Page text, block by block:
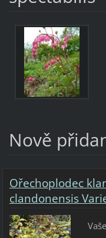
Nově
Ořechoplodec
clandonensis